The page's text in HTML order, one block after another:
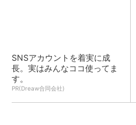
SNSアカウントを着実に成
長。実はみんなココ使ってま
す。
PR(Dreaw合同会社)